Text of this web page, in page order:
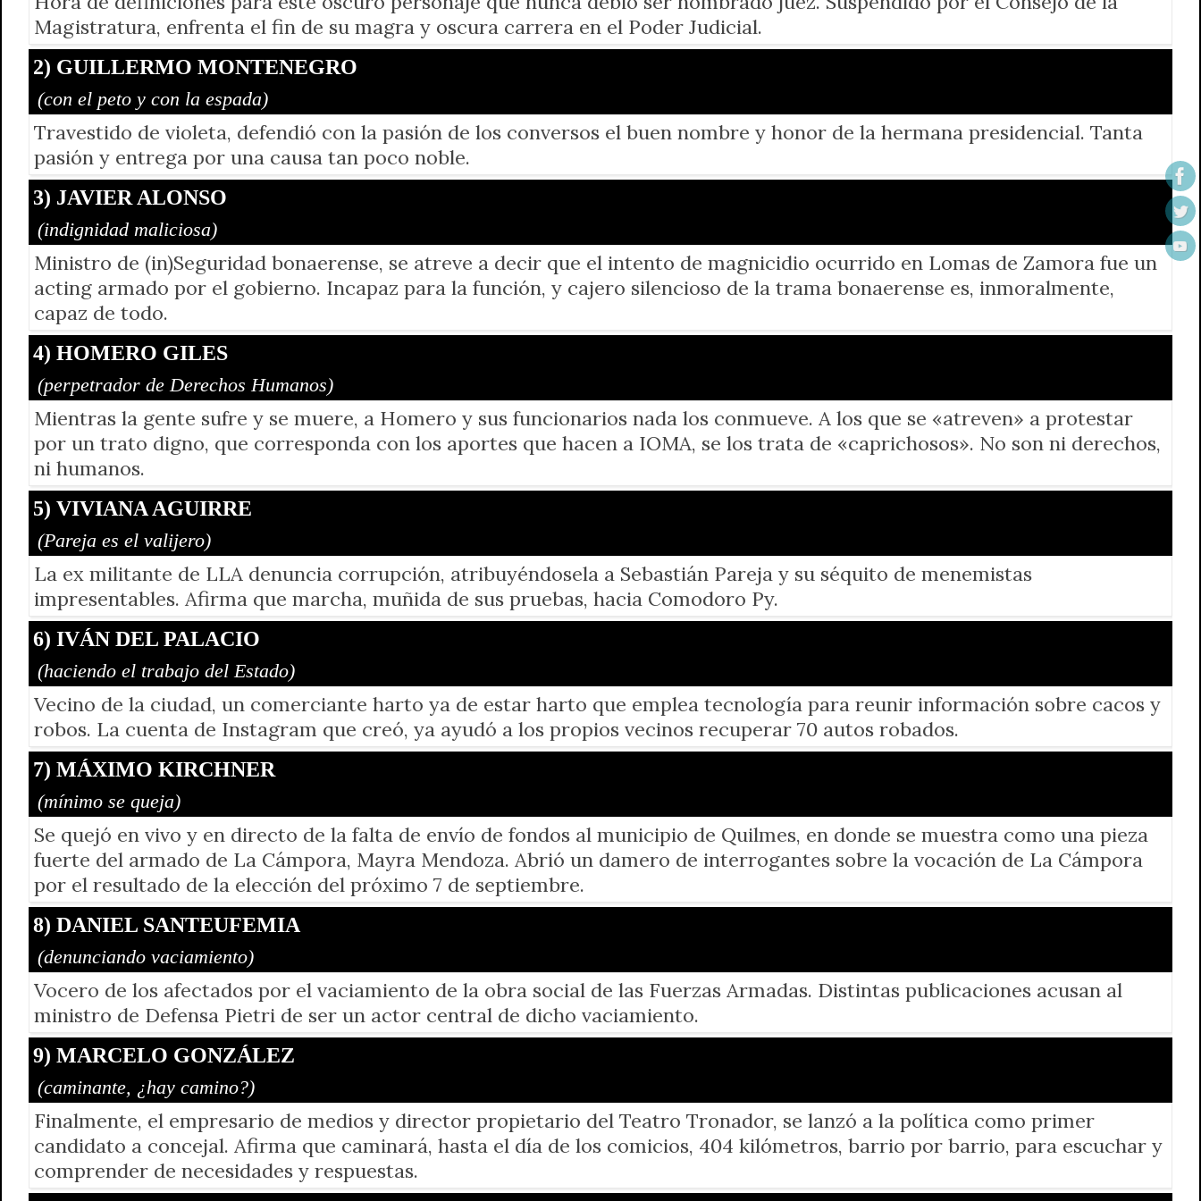
Magistratura, enfrenta el fin de su magra y oscura carrera en el Poder Judicial.
2) GUILLERMO MONTENEGRO
(con el peto y con la espada)
Travestido de violeta, defendió con la pasión de los conversos el buen nombre y honor de la hermana presidencial. Tanta
pasión y entrega por una causa tan poco noble.
3) JAVIER ALONSO
(indignidad maliciosa)
Ministro de (in)Seguridad bonaerense, se atreve a decir que el intento de magnicidio ocurrido en Lomas de Zamora fue un
acting armado por el gobierno. Incapaz para la función, y cajero silencioso de la trama bonaerense es, inmoralmente,
capaz de todo.
4) HOMERO GILES
(perpetrador de Derechos Humanos)
Mientras la gente sufre y se muere, a Homero y sus funcionarios nada los conmueve. A los que se «atreven» a protestar
por un trato digno, que corresponda con los aportes que hacen a IOMA, se los trata de «caprichosos». No son ni derechos,
ni humanos.
5) VIVIANA AGUIRRE
(Pareja es el valijero)
La ex militante de LLA denuncia corrupción, atribuyéndosela a Sebastián Pareja y su séquito de menemistas
impresentables. Afirma que marcha, muñida de sus pruebas, hacia Comodoro Py.
6) IVÁN DEL PALACIO
(haciendo el trabajo del Estado)
Vecino de la ciudad, un comerciante harto ya de estar harto que emplea tecnología para reunir información sobre cacos y
robos. La cuenta de Instagram que creó, ya ayudó a los propios vecinos recuperar 70 autos robados.
7) MÁXIMO KIRCHNER
(mínimo se queja)
Se quejó en vivo y en directo de la falta de envío de fondos al municipio de Quilmes, en donde se muestra como una pieza
fuerte del armado de La Cámpora, Mayra Mendoza. Abrió un damero de interrogantes sobre la vocación de La Cámpora
por el resultado de la elección del próximo 7 de septiembre.
8) DANIEL SANTEUFEMIA
(denunciando vaciamiento)
Vocero de los afectados por el vaciamiento de la obra social de las Fuerzas Armadas. Distintas publicaciones acusan al
ministro de Defensa Pietri de ser un actor central de dicho vaciamiento.
9) MARCELO GONZÁLEZ
(caminante, ¿hay camino?)
Finalmente, el empresario de medios y director propietario del Teatro Tronador, se lanzó a la política como primer
candidato a concejal. Afirma que caminará, hasta el día de los comicios, 404 kilómetros, barrio por barrio, para escuchar y
comprender de necesidades y respuestas.